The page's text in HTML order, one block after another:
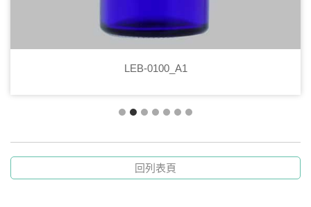
LEB-0100_A1
回列表頁